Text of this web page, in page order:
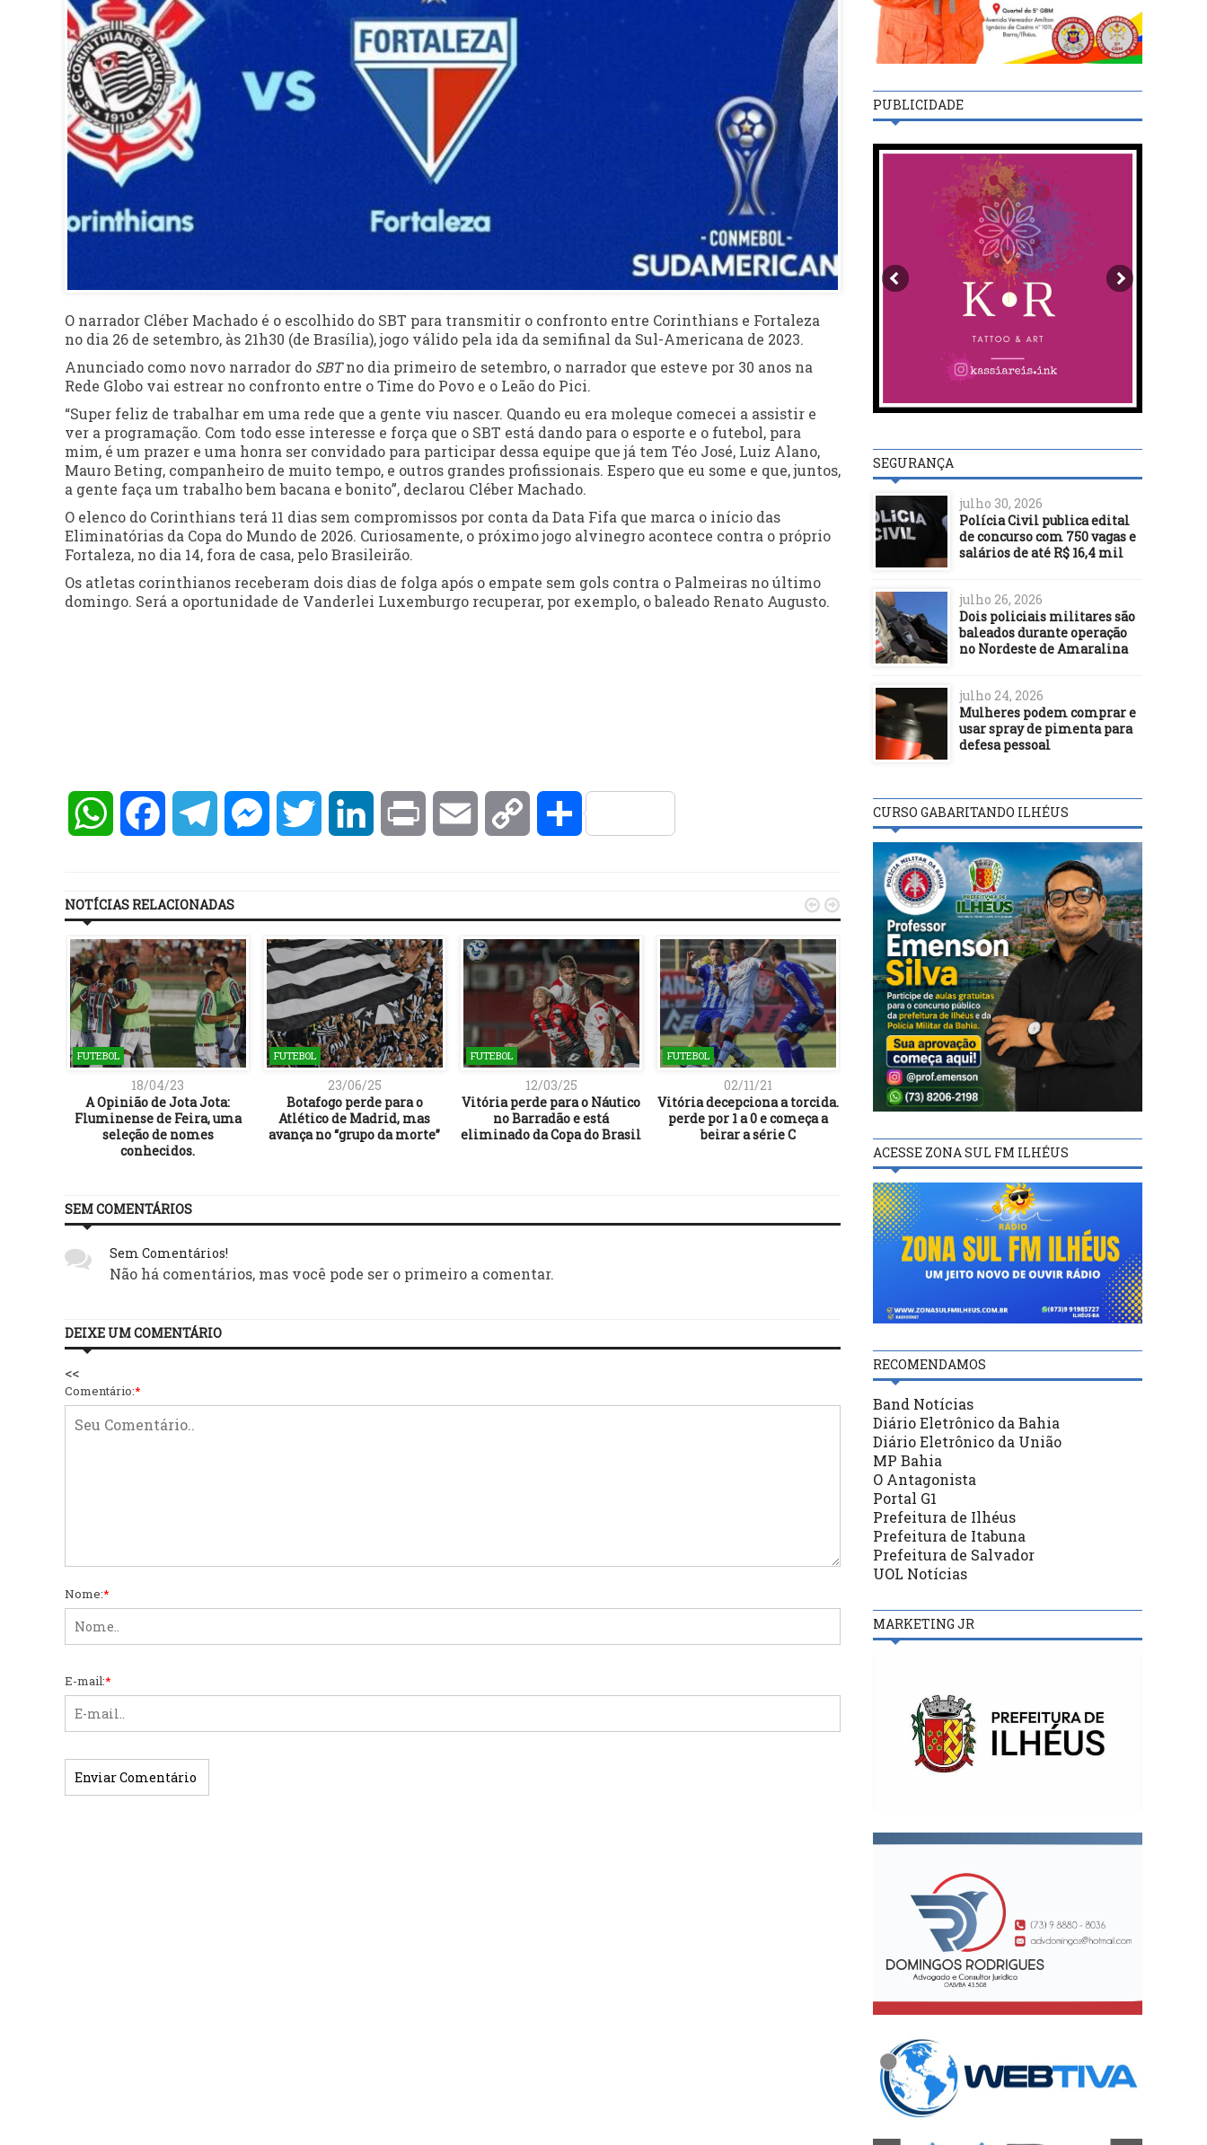
O narrador Cléber Machado é o escolhido do SBT para transmitir o confronto entre Corinthians e Fortaleza
no dia 26 de setembro, às 21h30 (de Brasília), jogo válido pela ida da semifinal da Sul-Americana de 2023.
Anunciado como novo narrador do SBTno dia primeiro de setembro, o narrador que esteve por 30 anos na
Rede Globo vai estrear no confronto entre o Time do Povo e o Leão do Pici.
“Super feliz de trabalhar em uma rede que a gente viu nascer. Quando eu era moleque comecei a assistir e
ver a programação. Com todo esse interesse e força que o SBT está dando para o esporte e o futebol, para
mim, é um prazer e uma honra ser convidado para participar dessa equipe que já tem Téo José, Luiz Alano,
Mauro Beting, companheiro de muito tempo, e outros grandes profissionais. Espero que eu some e que, juntos,
a gente faça um trabalho bem bacana e bonito”, declarou Cléber Machado.
O elenco do Corinthians terá 11 dias sem compromissos por conta da Data Fifa que marca o início das
Eliminatórias da Copa do Mundo de 2026. Curiosamente, o próximo jogo alvinegro acontece contra o próprio
Fortaleza, no dia 14, fora de casa, pelo Brasileirão.
Os atletas corinthianos receberam dois dias de folga após o empate sem gols contra o Palmeiras no último
domingo. Será a oportunidade de Vanderlei Luxemburgo recuperar, por exemplo, o baleado Renato Augusto.
WhatsAppFacebookTelegramMessengerTwitter LinkedInPrint Email Copy Compartilhar
NOTÍCIAS RELACIONADAS
FUTEBOL
18/04/23
A Opinião de Jota Jota:
Fluminense de Feira, uma
seleção de nomes
conhecidos.
FUTEBOL
23/06/25
Botafogo perde para o
Atlético de Madrid, mas
avança no “grupo da morte”
FUTEBOL
12/03/25
Vitória perde para o Náutico
no Barradão e está
eliminado da Copa do Brasil
FUTEBOL
02/11/21
Vitória decepciona a torcida.
perde por 1 a 0 e começa a
beirar a série C
FUTEBOL
17/02/21
Vitória cede empate nos
FUTEBOL
 
SEM COMENTÁRIOS
Sem Comentários!
Não há comentários, mas você pode ser o primeiro a comentar.
DEIXE UM COMENTÁRIO
<<
Comentário:*
Nome:*
E-mail:*
PUBLICIDADE
SEGURANÇA
julho 30, 2026
Polícia Civil publica edital
de concurso com 750 vagas e
salários de até R$ 16,4 mil
julho 26, 2026
Dois policiais militares são
baleados durante operação
no Nordeste de Amaralina
julho 24, 2026
Mulheres podem comprar e
usar spray de pimenta para
defesa pessoal
CURSO GABARITANDO ILHÉUS
ACESSE ZONA SUL FM ILHÉUS
RECOMENDAMOS
Band Notícias
Diário Eletrônico da Bahia
Diário Eletrônico da União
MP Bahia
O Antagonista
Portal G1
Prefeitura de Ilhéus
Prefeitura de Itabuna
Prefeitura de Salvador
UOL Notícias
MARKETING JR